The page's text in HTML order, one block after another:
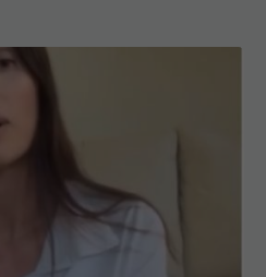
diagnosticul care i-a
la sân. Am intrat în